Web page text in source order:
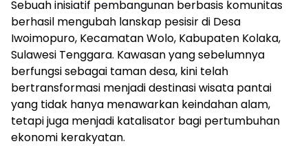
Sebuah inisiatif pembangunan berbasis komunitas
berhasil mengubah lanskap pesisir di Desa
Iwoimopuro, Kecamatan Wolo, Kabupaten Kolaka,
Sulawesi Tenggara. Kawasan yang sebelumnya
berfungsi sebagai taman desa, kini telah
bertransformasi menjadi destinasi wisata pantai
yang tidak hanya menawarkan keindahan alam,
tetapi juga menjadi katalisator bagi pertumbuhan
ekonomi kerakyatan.